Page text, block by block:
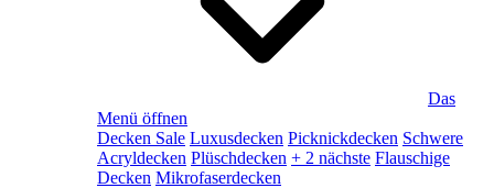
Das
Menü öffnen
Decken Sale Luxusdecken Picknickdecken Schwere
Acryldecken Plüschdecken + 2 nächste Flauschige
Decken Mikrofaserdecken